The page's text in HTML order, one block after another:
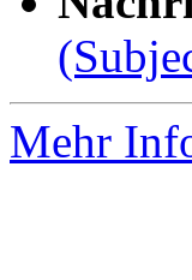
Mehr